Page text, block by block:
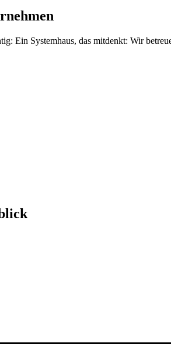
Ein Systemhaus, das mitdenkt: Wir